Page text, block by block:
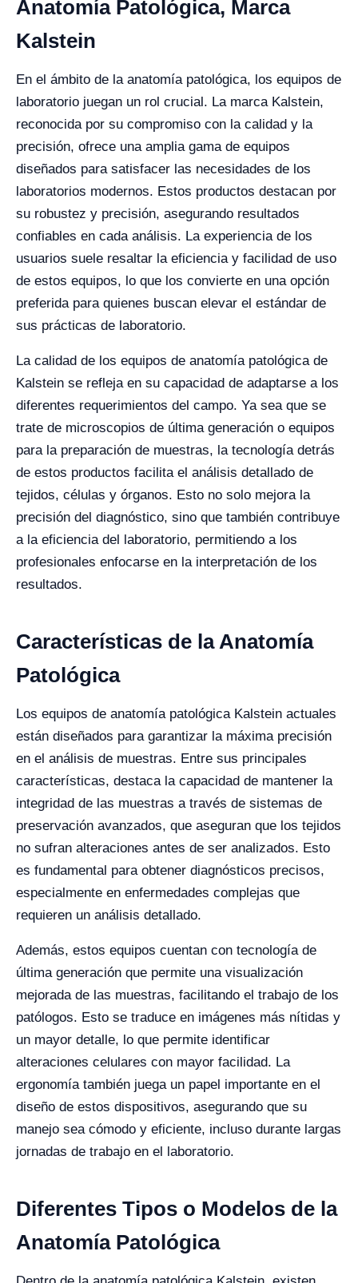
Anatomía Patológica, Marca
Kalstein
En el ámbito de la anatomía patológica, los equipos de
laboratorio juegan un rol crucial. La marca Kalstein,
reconocida por su compromiso con la calidad y la
precisión, ofrece una amplia gama de equipos
diseñados para satisfacer las necesidades de los
laboratorios modernos. Estos productos destacan por
su robustez y precisión, asegurando resultados
confiables en cada análisis. La experiencia de los
usuarios suele resaltar la eficiencia y facilidad de uso
de estos equipos, lo que los convierte en una opción
preferida para quienes buscan elevar el estándar de
sus prácticas de laboratorio.
La calidad de los equipos de anatomía patológica de
Kalstein se refleja en su capacidad de adaptarse a los
diferentes requerimientos del campo. Ya sea que se
trate de microscopios de última generación o equipos
para la preparación de muestras, la tecnología detrás
de estos productos facilita el análisis detallado de
tejidos, células y órganos. Esto no solo mejora la
precisión del diagnóstico, sino que también contribuye
a la eficiencia del laboratorio, permitiendo a los
profesionales enfocarse en la interpretación de los
resultados.
Características de la Anatomía
Patológica
Los equipos de anatomía patológica Kalstein actuales
están diseñados para garantizar la máxima precisión
en el análisis de muestras. Entre sus principales
características, destaca la capacidad de mantener la
integridad de las muestras a través de sistemas de
preservación avanzados, que aseguran que los tejidos
no sufran alteraciones antes de ser analizados. Esto
es fundamental para obtener diagnósticos precisos,
especialmente en enfermedades complejas que
requieren un análisis detallado.
Además, estos equipos cuentan con tecnología de
última generación que permite una visualización
mejorada de las muestras, facilitando el trabajo de los
patólogos. Esto se traduce en imágenes más nítidas y
un mayor detalle, lo que permite identificar
alteraciones celulares con mayor facilidad. La
ergonomía también juega un papel importante en el
diseño de estos dispositivos, asegurando que su
manejo sea cómodo y eficiente, incluso durante largas
jornadas de trabajo en el laboratorio.
Diferentes Tipos o Modelos de la
Anatomía Patológica